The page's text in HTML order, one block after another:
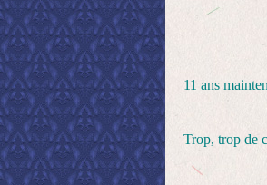
11 ans
Trop, trop de